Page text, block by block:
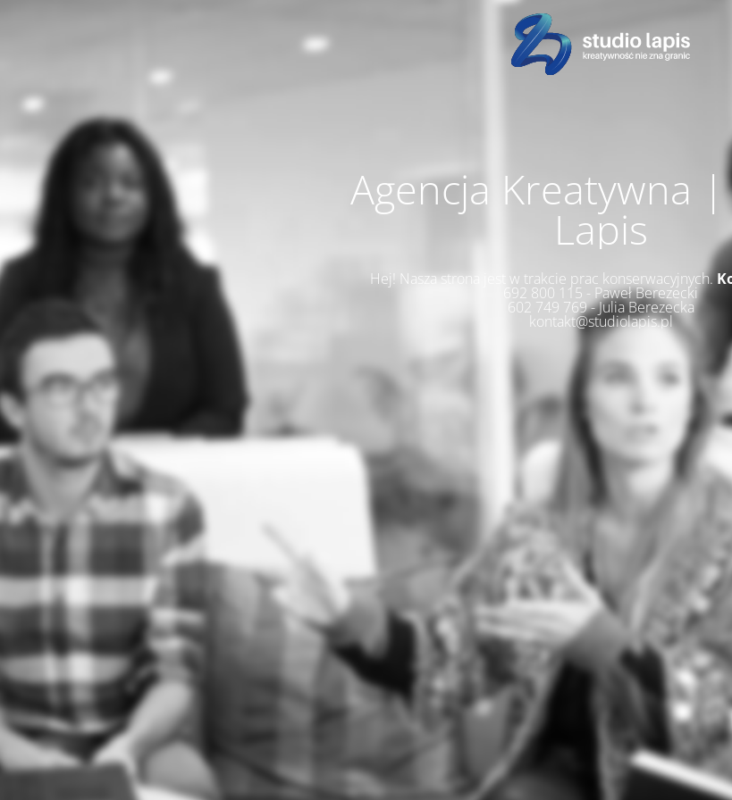
Agencja Kreatywna
Lapis
Hej! Nasza strona jest w trakcie prac konserwacyjnych.
692 800 115 - Paweł Berezecki
602 749 769 - Julia Berezecka
kontakt@studiolapis.pl